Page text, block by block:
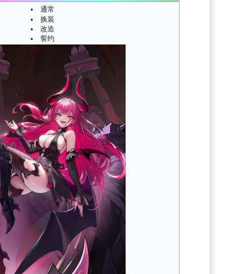
通常
换装
改造
誓约